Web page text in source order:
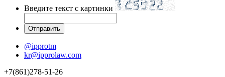
Введите текст с картинки
@ipprotm
kr@ipprolaw.com
+7(861)278-51-26